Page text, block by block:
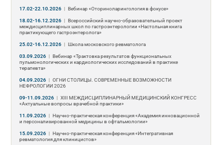
17.02-22.10.2026 | Вебинар «Оториноларингология в фокусе»
18.02-16.12.2026 | Всероссийский научно-образовательный проект
междисциплинарных школ по гастроэнтерологии «Настольная книга
практикующего гастроэнтеролога»
25.02-16.12.2026 | Школа московского ревматолога
03.09.2026 | Вебинар «Трактовка результатов функциональных
пульмонологических и кардиологических исследований в практике
терапевта»
04.09.2026 | ОГНИ СТОЛИЦЫ. СОВРЕМЕННЫЕ ВОЗМОЖНОСТИ
НЕФРОЛОГИИ 2026
09-11.09.2026 | ХIII МЕЖДИСЦИПЛИНАРНЫЙ МЕДИЦИНСКИЙ КОНГРЕСС
«Актуальные вопросы врачебной практики»
11.09.2026 | Научно-практическая конференция «Академия инновационной
и персонализированной медицины в офтальмологии»
15.09.2026 | Научно-практическая конференция «Интегративная
ревматология для клиницистов»